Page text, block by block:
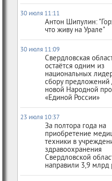
30 июля 11:11
Антон Шипулин:
что живу на Урале"
30 июля 11:09
Свердловская
остаётся одним из
национальных
сбору предложений
новой Народной
«Единой России»
23 июля 10:37
За полтора года на
приобретение
техники в
здравоохранения
Свердловской
направили 3,9 млрд